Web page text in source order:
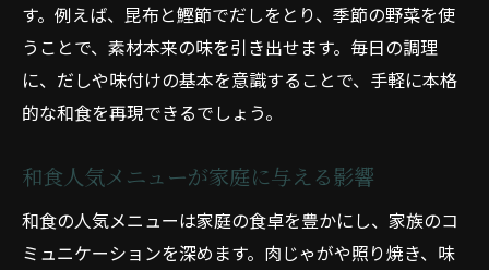
す。例えば、昆布と鰹節でだしをとり、季節の野菜を使
うことで、素材本来の味を引き出せます。毎日の調理
に、だしや味付けの基本を意識することで、手軽に本格
的な和食を再現できるでしょう。
和食人気メニューが家庭に与える影響
和食の人気メニューは家庭の食卓を豊かにし、家族のコ
ミュニケーションを深めます。肉じゃがや照り焼き、味